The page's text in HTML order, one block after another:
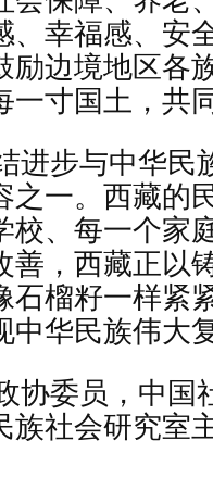
、幸福感、安
励边境地区各
一寸国土，共
进步与中华民
之一。西藏的
校、每一个家
善，西藏正以
石榴籽一样紧
中华民族伟大
协委员，中
族社会研究室